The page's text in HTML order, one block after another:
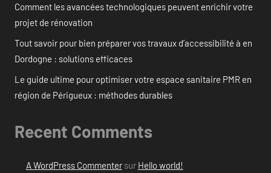
Comment les avancées technologiques peuvent enrichir votre
projet de rénovation
Tout savoir pour bien préparer vos travaux d’accessibilité à en
Dordogne : solutions efficaces
Le guide ultime pour optimiser votre espace sanitaire PMR en
région de Périgueux : méthodes durables
Recent Comments
A WordPress Commentersur Hello world!